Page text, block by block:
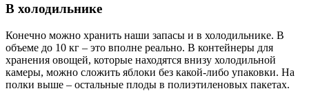
В холодильнике
Конечно можно хранить наши запасы и в холодильнике. В
объеме до 10 кг – это вполне реально. В контейнеры для
хранения овощей, которые находятся внизу холодильной
камеры, можно сложить яблоки без какой-либо упаковки. На
полки выше – остальные плоды в полиэтиленовых пакетах.